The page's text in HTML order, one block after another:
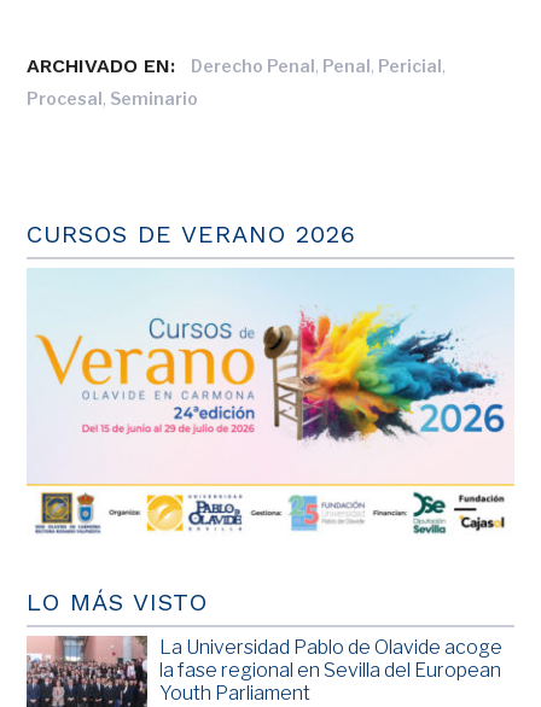
ARCHIVADO EN: Derecho Penal, Penal, Pericial,
Procesal, Seminario
CURSOS DE VERANO 2026
LO MÁS VISTO
La Universidad Pablo de Olavide acoge
la fase regional en Sevilla del European
Youth Parliament